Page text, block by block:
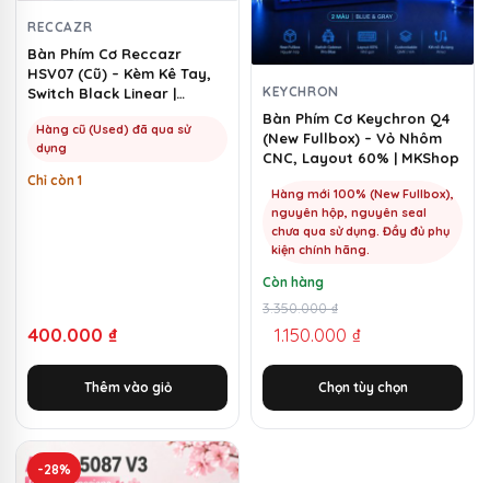
RECCAZR
Bàn Phím Cơ Reccazr
HSV07 (Cũ) – Kèm Kê Tay,
Switch Black Linear |
Hàng cũ (Used) đã qua sử
dụng
Chỉ còn 1
400.000 ₫
Thêm vào giỏ
KEYCHRON
Bàn Phím Cơ Keychron Q4
(New Fullbox) – Vỏ Nhôm
CNC, Layout 60% | MKShop
Hàng mới 100% (New Fullbox),
nguyên hộp, nguyên seal
chưa qua sử dụng. Đầy đủ phụ
kiện chính hãng.
Còn hàng
3.350.000₫
Giá
gốc
là:
3.350.000 ₫.
1.150.000 ₫
Giá
hiện
tại
là:
1.150.000 ₫.
Chọn tùy chọn
thể.
Các
tùy
chọn
có
thể
được
chọn
trên
trang
sản
phẩm
-28%